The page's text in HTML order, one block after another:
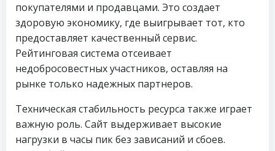
покупателями и продавцами. Это создает
здоровую экономику, где выигрывает тот, кто
предоставляет качественный сервис.
Рейтинговая система отсеивает
недобросовестных участников, оставляя на
рынке только надежных партнеров.
Техническая стабильность ресурса также играет
важную роль. Сайт выдерживает высокие
нагрузки в часы пик без зависаний и сбоев.